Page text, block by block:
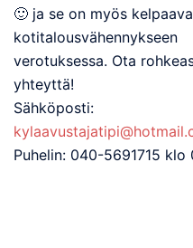
🙂 ja se on myös kelpaava
kotitalousvähennykseen
verotuksessa. Ota
yhteyttä!
Sähköposti:
Puhelin: 040-5691715 klo